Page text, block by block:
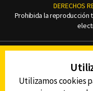
DERECHOS
Prohibida la reproducción
Utilizamos cookies